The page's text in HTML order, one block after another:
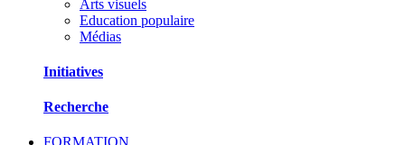
Arts visuels
Education populaire
Médias
Initiatives
Recherche